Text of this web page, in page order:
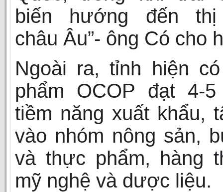
biến hướng đến
châu Âu”- ông Có cho
Ngoài ra, tỉnh hiện
phẩm OCOP đạt 4-
tiềm năng xuất khẩu,
vào nhóm nông sản,
và thực phẩm, hàng
mỹ nghệ và dược liệu.